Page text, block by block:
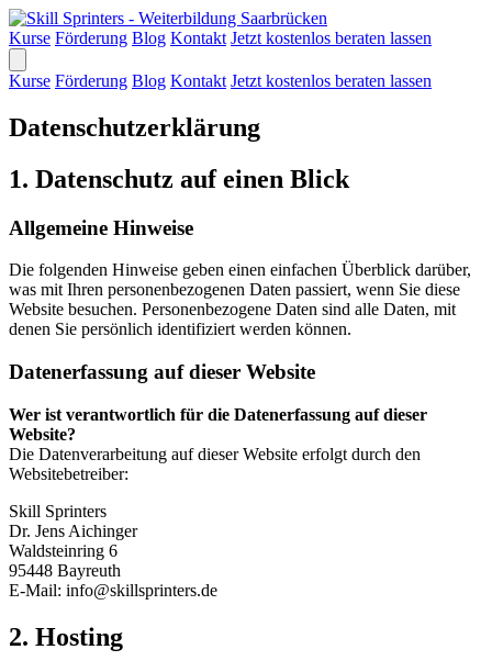
Kurse Förderung Blog Kontakt Jetzt kostenlos beraten lassen
Kurse Förderung Blog Kontakt Jetzt kostenlos beraten lassen
Datenschutzerklärung
1. Datenschutz auf einen Blick
Allgemeine Hinweise
Die folgenden Hinweise geben einen einfachen Überblick darüber,
was mit Ihren personenbezogenen Daten passiert, wenn Sie diese
Website besuchen. Personenbezogene Daten sind alle Daten, mit
denen Sie persönlich identifiziert werden können.
Datenerfassung auf dieser Website
Wer ist verantwortlich für die Datenerfassung auf dieser
Website?
Die Datenverarbeitung auf dieser Website erfolgt durch den
Websitebetreiber:
Skill Sprinters
Dr. Jens Aichinger
Waldsteinring 6
95448 Bayreuth
E-Mail: info@skillsprinters.de
2. Hosting